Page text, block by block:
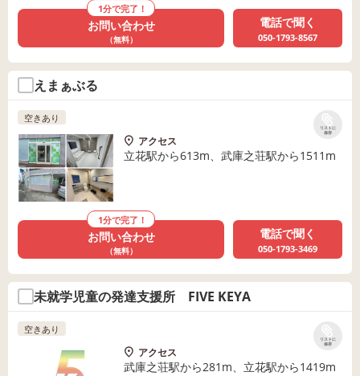
1分で完了！
お問い合わせ
（無料）
電話で聞く
050-1793-8567
えまぁぶる
リストに
保存
空きあり
アクセス
立花駅から613m、武庫之荘駅から1511m
1分で完了！
お問い合わせ
（無料）
電話で聞く
050-1793-3469
未就学児童の発達支援所 FIVE KEYA
リストに
保存
空きあり
アクセス
武庫之荘駅から281m、立花駅から1419m